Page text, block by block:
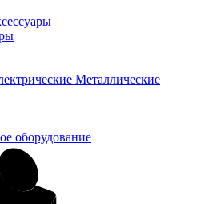
Металлические
оборудование